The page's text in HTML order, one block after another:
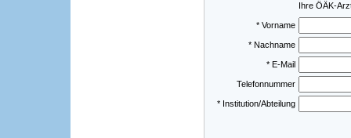
Ihre ÖÄK-
* Vorname
* Nachname
* E-Mail
Telefonnummer
* Institution/Abteilung